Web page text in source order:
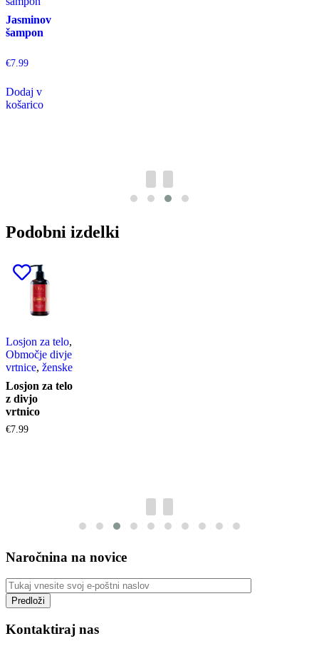
Jasminov
šampon
€7.99
Dodaj v
košarico
Podobni izdelki
Losjon za telo,
Območje divje
vrtnice, ženske
Losjon za telo
z divjo
vrtnico
€7.99
Naročnina na novice
Kontaktiraj nas